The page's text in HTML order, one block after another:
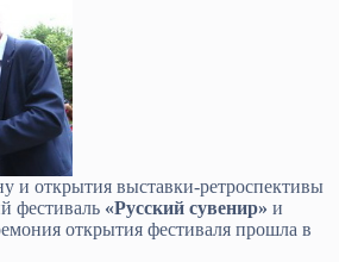
и открытия выставки-ретроспективы
фестиваль «Русский сувенир» и
открытия фестиваля прошла в